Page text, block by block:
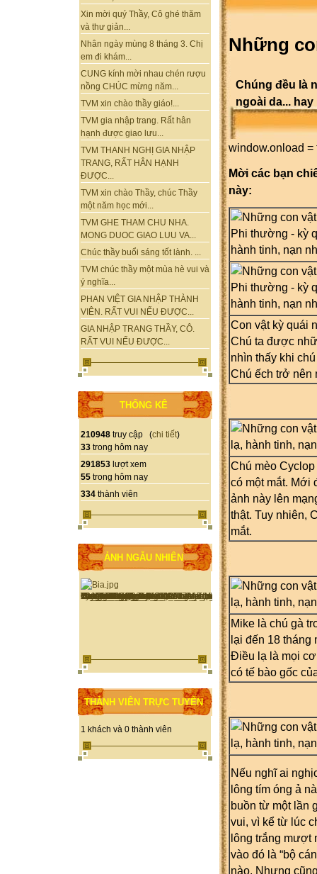
Xin mời quý Thầy, Cô ghé thăm
và thư giản...
Nhân ngày mùng 8 tháng 3. Chị
em đi khám...
CUNG kính mời nhau chén rượu
nồng CHÚC mừng năm...
TVM xin chào thầy giáo!...
TVM gia nhập trang. Rất hân
hạnh được giao lưu...
TVM THANH NGHỊ GIA NHẬP
TRANG, RẤT HÂN HẠNH
ĐƯỢC...
TVM xin chào Thầy, chúc Thầy
một năm học mới...
TVM GHE THAM CHU NHA.
MONG DUOC GIAO LUU VA...
Chúc thầy buổi sáng tốt lành. ...
TVM chúc thầy một mùa hè vui và
ý nghĩa...
PHAN VIỆT GIA NHẬP THÀNH
VIÊN. RẤT VUI NẾU ĐƯỢC...
GIA NHẬP TRANG THẦY, CÔ.
RẤT VUI NẾU ĐƯỢC...
THỐNG KÊ
210948 truy cập (chi tiết)
33 trong hôm nay
291853 lượt xem
55 trong hôm nay
334 thành viên
ẢNH NGẪU NHIÊN
THÀNH VIÊN TRỰC TUYẾN
1 khách và 0 thành viên
Những
Chúng đều là
ngoài da...
window.onload =
Mời các bạn
này:
Con vật kỳ quái
Chú ta được
nhìn thấy khi
Chú ếch trở nên
Chú mèo
có một mắt. Mới
ảnh này lên
thật. Tuy nhiên,
mắt.
Mike là chú gà
lại đến 18
Điều lạ là mọi
có tế bào gốc
Nếu nghĩ ai
lông tím óng ả
buồn từ một lần
vui, vì kể từ lúc
lông trắng mượt
vào đó là “bộ
nào. Nhưng